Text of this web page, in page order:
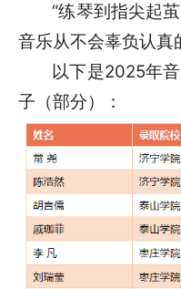
“练琴到指尖起
音乐从不会辜负认真
以下是2025年
子（部分）：